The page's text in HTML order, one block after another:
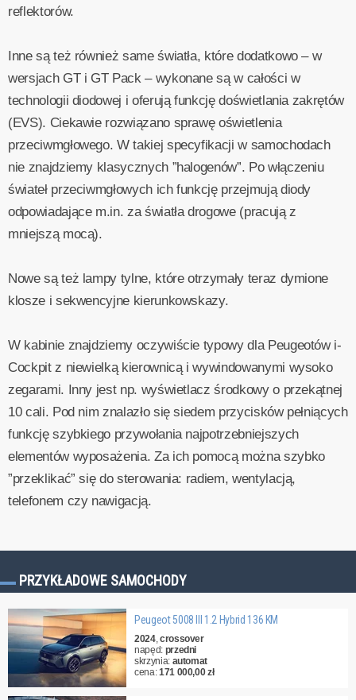
reflektorów.
Inne są też również same światła, które dodatkowo – w
wersjach GT i GT Pack – wykonane są w całości w
technologii diodowej i oferują funkcję doświetlania zakrętów
(EVS). Ciekawie rozwiązano sprawę oświetlenia
przeciwmgłowego. W takiej specyfikacji w samochodach
nie znajdziemy klasycznych ”halogenów”. Po włączeniu
świateł przeciwmgłowych ich funkcję przejmują diody
odpowiadające m.in. za światła drogowe (pracują z
mniejszą mocą).
Nowe są też lampy tylne, które otrzymały teraz dymione
klosze i sekwencyjne kierunkowskazy.
W kabinie znajdziemy oczywiście typowy dla Peugeotów i-
Cockpit z niewielką kierownicą i wywindowanymi wysoko
zegarami. Inny jest np. wyświetlacz środkowy o przekątnej
10 cali. Pod nim znalazło się siedem przycisków pełniących
funkcję szybkiego przywołania najpotrzebniejszych
elementów wyposażenia. Za ich pomocą można szybko
”przeklikać” się do sterowania: radiem, wentylacją,
telefonem czy nawigacją.
PRZYKŁADOWE SAMOCHODY
Peugeot 5008 III 1.2 Hybrid 136 KM
2024,crossover
napęd: przedni
skrzynia: automat
cena:171 000,00 zł